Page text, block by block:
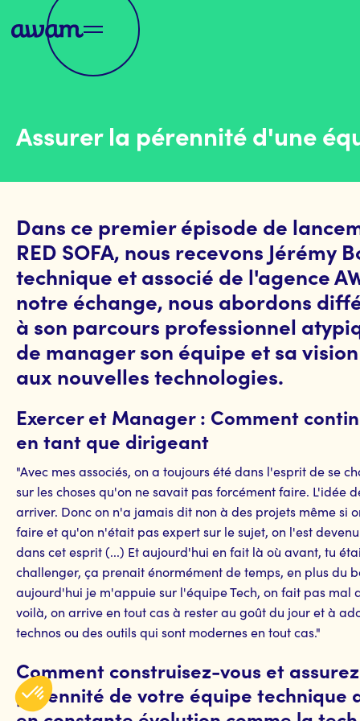
Assurer la pérennité d'une
Dans ce premier épisode de
RED SOFA, nous recevons Jérémy
technique et associé de l'agence
notre échange, nous abordons
à son parcours professionnel
de manager son équipe et sa
aux nouvelles technologies.
Exercer et Manager : Comment
en tant que dirigeant
"Avec mes associés, on a toujours été dans l'esprit de se
sur les choses qu'on ne savait pas forcément faire. L'idée
arriver. Donc on n'a jamais dit non à des projets même si
faire et qu'on n'était pas expert sur le sujet, on l'est
dans cet esprit (...) Et aujourd'hui en fait là où avant, tu
challenger, ça prenait énormément de temps, en plus du
aujourd'hui je m'appuie sur l'équipe Tech, on fait pas mal
voilà, on arrive en tout cas à rester au goût du jour et à
technos ou des outils qui sont modernes en tout cas."
Comment construisez-vous et
pérennité de votre équipe technique